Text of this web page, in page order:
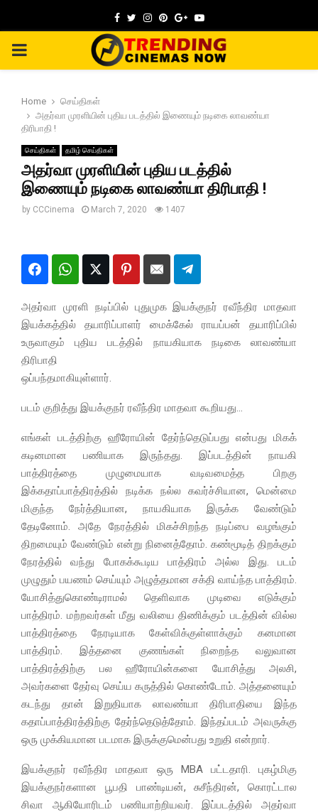
Facebook
TwitterInstagram
Pinterest
GoogleYoutube
PRIMARY
Home
செய்திகள்
அதர்வா முரளியின் புதிய படத்தில் இணையும் நடிகை லாவண்யா
திரிபாதி !
செய்திகள் தமிழ் செய்திகள்
அதர்வா முரளியின் புதிய படத்தில்
இணையும் நடிகை லாவண்யா திரிபாதி !
by CCCinema March 7, 2020 1407
அதர்வா முரளி நடிப்பில் புதுமுக இயக்குநர் ரவீந்திர மாதவா
இயக்கத்தில் தயாரிப்பாளர் மைக்கேல் ராயப்பன் தயாரிப்பில்
உருவாகும் புதிய படத்தில் நாயகியாக நடிகை லாவண்யா
திரிபாதி
ஒப்பந்தமாகியுள்ளார்.
படம் குறித்து இயக்குநர் ரவீந்திர மாதவா கூறியது…
எங்கள் படத்திற்கு ஹீரோயின் தேர்ந்தெடுப்பது என்பது மிகக்
கடினமான பணியாக இருந்தது. இப்படத்தின் நாயகி
பாத்திரத்தை முழுமையாக வடிவமைத்த பிறகு
இக்கதாப்பாத்திரத்தில் நடிக்க நல்ல கவர்ச்சியான, மென்மை
மிகுந்த நேர்த்தியான, நாயகியாக இருக்க வேண்டும்
தேடினோம். அதே நேரத்தில் மிகச்சிறந்த நடிப்பை வழங்கும்
திறமையும் வேண்டும் என்று நினைத்தோம். கண்மூடித் திறக்கும்
நேரத்தில் வந்து போகக்கூடிய பாத்திரம் அல்ல இது. படம்
முழுதும் பயணம் செய்யும் அழுத்தமான சக்தி வாய்ந்த பாத்திரம்.
யோசித்துகொண்டிராமல் தெளிவாக முடிவை எடுக்கும்
பாத்திரம். மற்றவர்கள் மீது வலியை திணிக்கும் படத்தின் வில்ல
பாத்திரத்தை நேரடியாக கேள்விக்குள்ளாக்கும் கனமான
பாத்திரம். இத்தனை குணங்கள் நிறைந்த வலுவான
பாத்திரத்திற்கு பல ஹீரோயின்களை யோசித்து அலசி,
அவர்களை தேர்வு செய்ய கருத்தில் கொண்டோம். அத்தனையும்
கடந்து தான் இறுதியாக லாவண்யா திரிபாதியை இந்த
கதாப்பாத்திரத்திற்கு தேர்ந்தெடுத்தோம். இந்தப்படம் அவருக்கு
ஒரு முக்கியமான படமாக இருக்குமென்பது உறுதி என்றார்.
இயக்குநர் ரவீந்திர மாதவா ஒரு MBA பட்டதாரி. புகழ்மிகு
இயக்குநர்களான பூபதி பாண்டியன், சுசீந்திரன், கொரட்டால
சிவா ஆகியோரிடம் பணியாற்றியவர். இப்படத்தில் அதர்வா